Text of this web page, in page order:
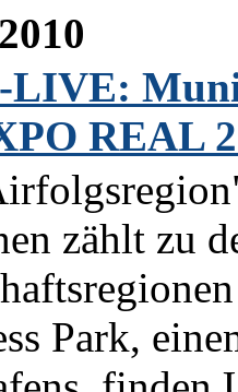
LIVE:
REAL
zählt zu
Park,